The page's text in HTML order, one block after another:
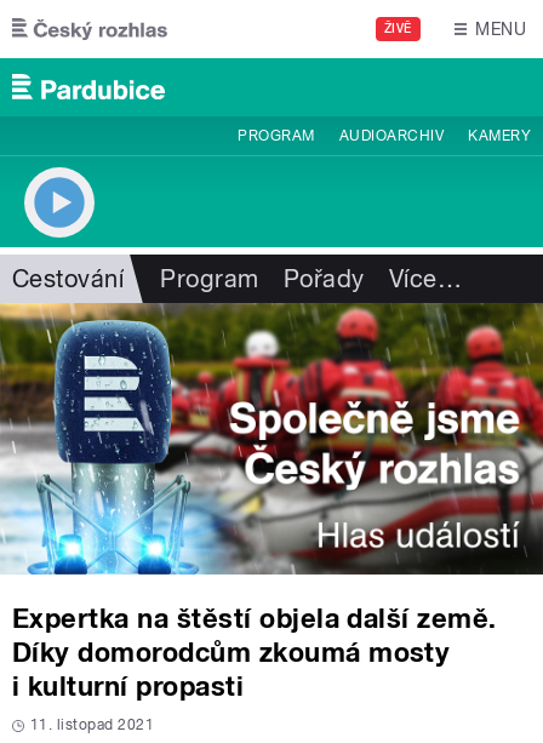
Přejít k hlavnímu obsahu
ŽIVĚ MENU
PROGRAM AUDIOARCHIV KAMERY
Cestování Program Pořady Více…
Expertka na štěstí objela další země.
Díky domorodcům zkoumá mosty
i kulturní propasti
11. listopad 2021